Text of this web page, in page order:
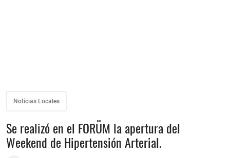
Noticias Locales
Se realizó en el FORÜM la apertura del
Weekend de Hipertensión Arterial.